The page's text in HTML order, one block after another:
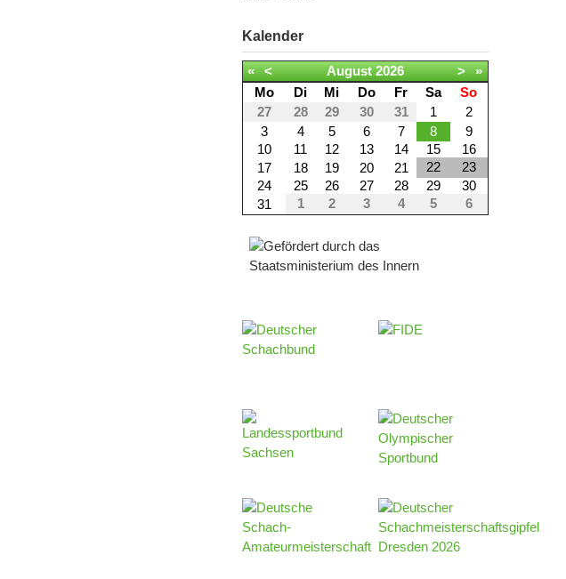
Kalender
« < August 2026 >
»
Mo
Di Mi Do Fr Sa
So
27
28 29 30 31 1
2
3
4 5 6 7 8
9
10
11 12 13 14 15
16
17
18 19 20 21 22
23
24
25 26 27 28 29
30
31
1 2 3 4 5 6